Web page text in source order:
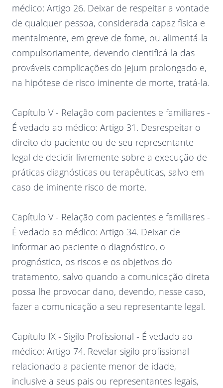
médico: Artigo 26. Deixar de respeitar a vontade
de qualquer pessoa, considerada capaz física e
mentalmente, em greve de fome, ou alimentá-la
compulsoriamente, devendo cientificá-la das
prováveis complicações do jejum prolongado e,
na hipótese de risco iminente de morte, tratá-la.
Capítulo V - Relação com pacientes e familiares -
É vedado ao médico: Artigo 31. Desrespeitar o
direito do paciente ou de seu representante
legal de decidir livremente sobre a execução de
práticas diagnósticas ou terapêuticas, salvo em
caso de iminente risco de morte.
Capítulo V - Relação com pacientes e familiares -
É vedado ao médico: Artigo 34. Deixar de
informar ao paciente o diagnóstico, o
prognóstico, os riscos e os objetivos do
tratamento, salvo quando a comunicação direta
possa lhe provocar dano, devendo, nesse caso,
fazer a comunicação a seu representante legal.
Capítulo IX - Sigilo Profissional - É vedado ao
médico: Artigo 74. Revelar sigilo profissional
relacionado a paciente menor de idade,
inclusive a seus pais ou representantes legais,